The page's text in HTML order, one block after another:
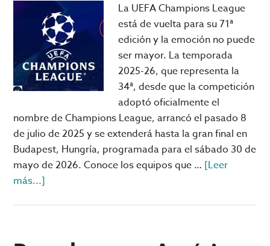
La UEFA Champions League
está de vuelta para su 71ª
edición y la emoción no puede
ser mayor. La temporada
2025-26, que representa la
34ª, desde que la competición
adoptó oficialmente el
nombre de Champions League, arrancó el pasado 8
de julio de 2025 y se extenderá hasta la gran final en
Budapest, Hungría, programada para el sábado 30 de
mayo de 2026. Conoce los equipos que … [Leer
más...]
League